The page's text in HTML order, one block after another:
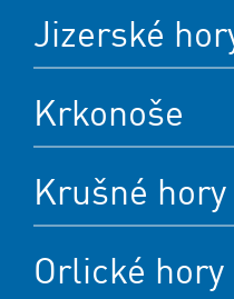
Jizerské
Krkonoše
Krušné hory
Orlické hory